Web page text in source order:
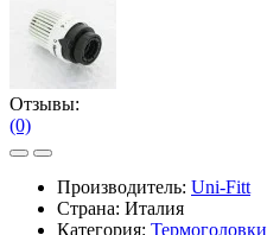
Отзывы:
(0)
Производитель: Uni-Fitt
Страна: Италия
Категория: Термоголовки